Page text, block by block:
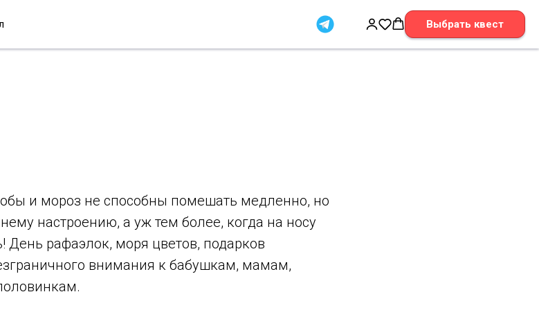
Выбрать квест
и мороз не способны помешать медленно, но
настроению, а уж тем более, когда на носу
рафаэлок, моря цветов, подарков
внимания к бабушкам, мамам,